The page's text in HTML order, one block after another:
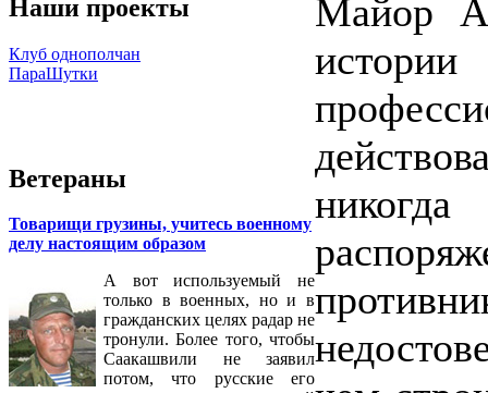
Наши проекты
Клуб однополчан
ПараШутки
Ветераны
Товарищи грузины, учитесь военному
делу настоящим образом
А вот используемый не
только в военных, но и в
гражданских целях радар не
тронули. Более того, чтобы
Саакашвили не заявил
потом, что русские его
Майор
истории